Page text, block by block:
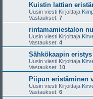
Kuistin lattian
Uusin viesti Kirjoittaja
Vastaukset: 7
rintamamiestalon
Uusin viesti Kirjoittaja
Vastaukset: 4
Sähkökaapin eristys
Uusin viesti Kirjoittaja
Vastaukset: 10
Piipun eristäminen
Uusin viesti Kirjoittaja
Vastaukset: 6